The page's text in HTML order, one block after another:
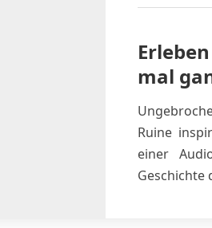
mal
Ruine
einer
Geschichte